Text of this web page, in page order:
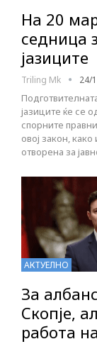
На 20
седница
јазиците
Triling Mk 24/
јазиците ќе се
спорните
овој закон,
отворена за
АКТУЕЛНО
За
Скопје,
работа